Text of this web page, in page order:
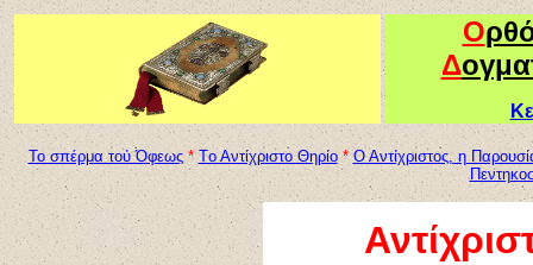
Ο
Δ
To σπέρμα τού Όφεως * Tο Αντίχριστο Θηρίο *Ο Αντίχριστος, η